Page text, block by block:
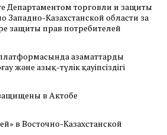
Департаментом торговли и защиты
Западно-Казахстанской области за
защиты прав потребителей
азаматтарды
және азық-түлік қауіпсіздігі
в Актобе
в Восточно-Казахстанской